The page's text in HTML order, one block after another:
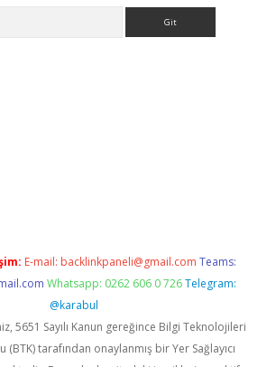
E-mail: backlinkpaneli@gmail.com Teams:
Whatsapp: 0262 606 0 726 Telegram:
@karabul
5651 Sayılı Kanun gereğince Bilgi Teknolojileri
tarafından onaylanmış bir Yer Sağlayıcı